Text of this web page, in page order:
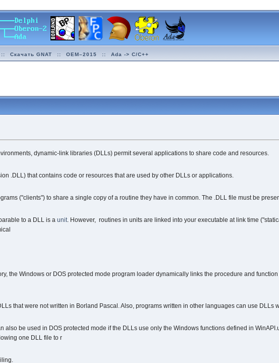
:: Скачать GNAT :: OEM–2015 :: Ada -> C/C++
dynamic-link libraries (DLLs) permit several applications to share code and resources.
.DLL) that contains code or resources that are used by other DLLs or applications.
("clients") to share a single copy of a routine they have in common. The .DLL file must be
to a DLL is aunit. However, routines in units are linked into your executable at link time
the Windows or DOS protected mode program loader dynamically links the procedure and
that were not written in Borland Pascal. Also, programs written in other languages can use DLLs
also be used in DOS protected mode if the DLLs use only the Windows functions defined in
one DLL file to r